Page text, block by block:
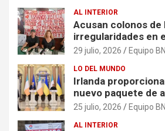
AL INTERIOR
Acusan colonos de
irregularidades en
escrituras
29 julio, 2026 Equipo
LO DEL MUNDO
Irlanda
nuevo paquete de
millones de euros
25 julio, 2026 Equipo
AL INTERIOR